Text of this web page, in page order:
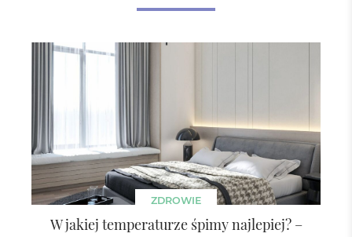
ZDROWIE
W jakiej temperaturze śpimy najlepiej? –